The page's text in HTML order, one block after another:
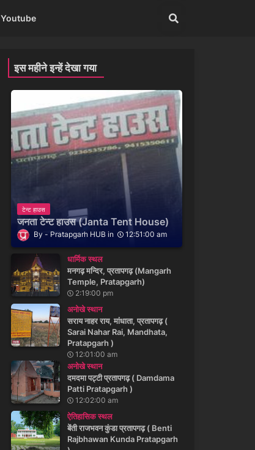
Youtube
इस महीने इन्हें देखा गया
टेन्ट हाउस
जनता टेन्ट हाउस (Janta Tent House)
Pratapgarh HUB 12:51:00 am
धार्मिक स्थल
मनगढ़ मन्दिर, प्रतापगढ़ (Mangarh
Temple, Pratapgarh)
2:19:00 pm
अनोखे स्थान
सराय नाहर राय, मांधाता, प्रतापगढ़ (
Sarai Nahar Rai, Mandhata,
Pratapgarh )
12:01:00 am
अनोखे स्थान
दमदमा पट्टी प्रतापगढ़ ( Damdama
Patti Pratapgarh )
12:02:00 am
ऐतिहासिक स्थल
बेंती राजभवन कुंडा प्रतापगढ़ ( Benti
Rajbhawan Kunda Pratapgarh